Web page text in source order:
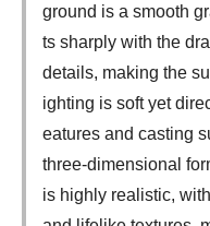
ground is a smooth
ts sharply with the
details, making the
ighting is soft yet
eatures and casting
three-dimensional
is highly realistic,